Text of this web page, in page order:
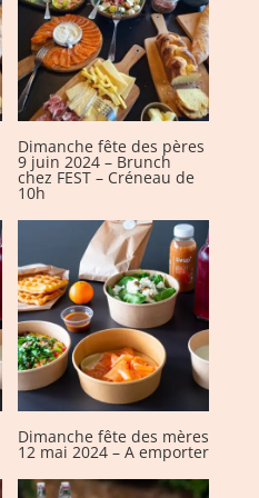
Dimanche fête des pères
9 juin 2024 – Brunch
chez FEST – Créneau de
10h
Dimanche fête des mères
12 mai 2024 – A emporter